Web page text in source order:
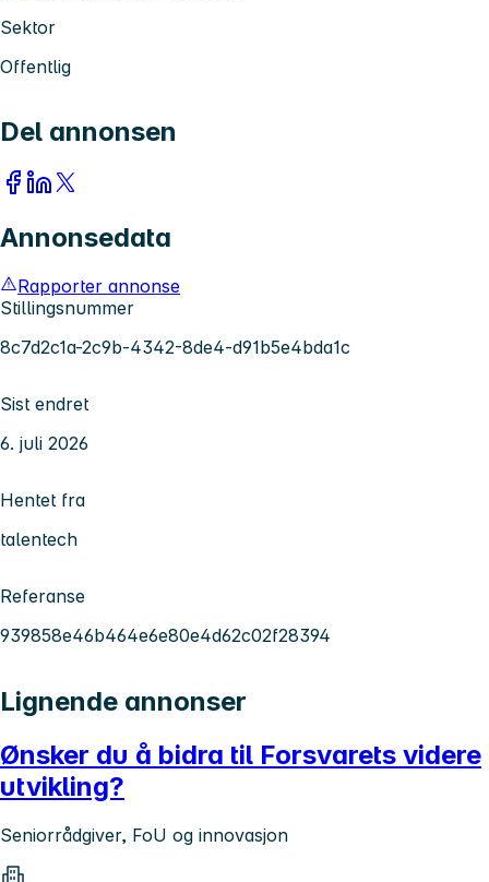
Sektor
Offentlig
Del annonsen
Annonsedata
Rapporter annonse
Stillingsnummer
8c7d2c1a-2c9b-4342-8de4-d91b5e4bda1c
Sist endret
6. juli 2026
Hentet fra
talentech
Referanse
939858e46b464e6e80e4d62c02f28394
Lignende annonser
Ønsker du å bidra til Forsvarets videre
utvikling?
Seniorrådgiver, FoU og innovasjon